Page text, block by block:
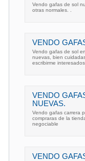
Vendo gafas de sol
otras normales. .
VENDO
Vendo gafas de sol
nuevas, bien
escribirme
VENDO
NUEVAS.
Vendo gafas carrera
compraras de la
negociable
VENDO